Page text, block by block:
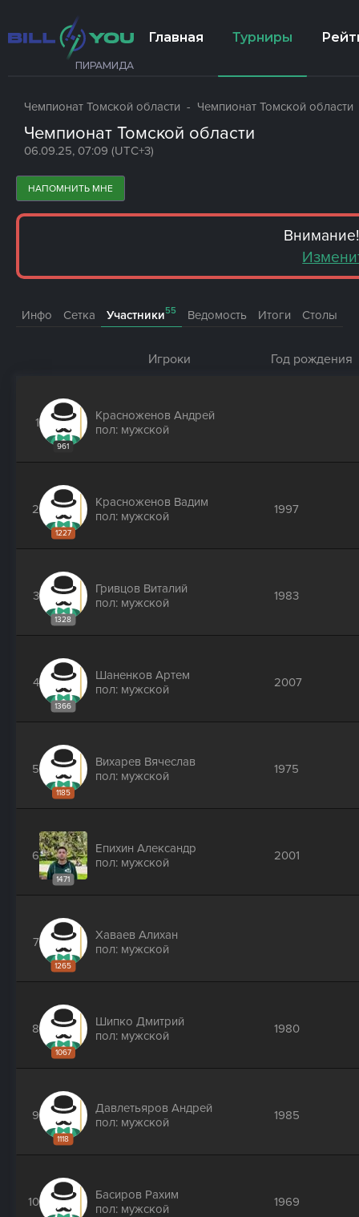
ПИРАМИДА
Главная Турниры
Чемпионат Томской области - Чемпионат Томской области
Чемпионат Томской области
06.09.25, 07:09 (UTC+3)
НАПОМНИТЬ МНЕ
Инфо Сетка Участники55 Ведомость Итоги Столы
Игроки Год рождения
1
961
Красноженов Андрей
пол: мужской
2
1227
Красноженов Вадим
пол: мужской
1997
3
1328
Гривцов Виталий
пол: мужской
1983
4
1366
Шаненков Артем
пол: мужской
2007
5
1185
Вихарев Вячеслав
пол: мужской
1975
6
1471
Епихин Александр
пол: мужской
2001
7
1265
Хаваев Алихан
пол: мужской
8
1067
Шипко Дмитрий
пол: мужской
1980
9
1118
Давлетьяров Андрей
пол: мужской
1985
10
Басиров Рахим
пол: мужской
1969